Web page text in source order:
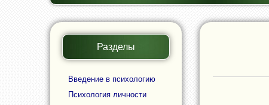
Разделы
Введение в психологию
Психология личности